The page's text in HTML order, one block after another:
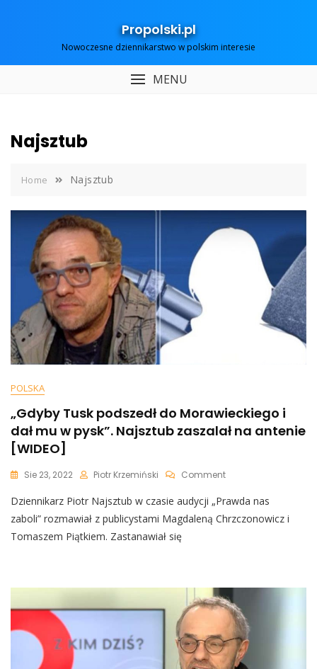
Propolski.pl
Nowoczesne dziennikarstwo w polskim interesie
MENU
Najsztub
Home Najsztub
POLSKA
„Gdyby Tusk podszedł do Morawieckiego i
dał mu w pysk”. Najsztub zaszalał na antenie
[WIDEO]
Sie 23, 2022 Piotr Krzemiński CommentOn
Tusk
Podszedł
W
Pysk”.
Najsztub
Zaszalał
Na
Antenie
Dziennikarz Piotr Najsztub w czasie audycji „Prawda nas
zaboli” rozmawiał z publicystami Magdaleną Chrzczonowicz i
Tomaszem Piątkiem. Zastanawiał się